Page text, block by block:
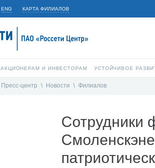
ENG КАРТА ФИЛИАЛОВ
АКЦИОНЕРАМ И ИНВЕСТОРАМ УСТОЙЧИВОЕ
Пресс-центр \ Новости \ Филиалов
Сотрудники